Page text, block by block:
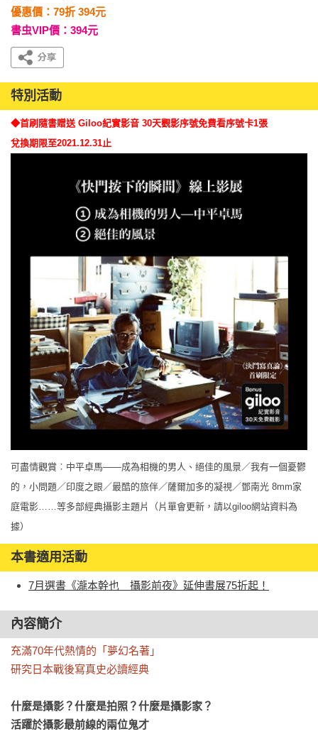
優惠價：79折 394元
書虫VIP價：394元
特別活動
◆首刷隨書贈送 Giloo紀實影音 30天觀影序號免費看序號卡1張
兌換期限至2021.12.31止
可盡情觀賞︰中平卓馬——成為相機的男人、絕佳的風景／我有一個憂鬱
的，小問題／印度之眼／最酷的旅伴／薩爾加多的凝視／鄧南光 8mm家
庭電影……等多部經典攝影主題片（片單會更新，請以giloo網站資料為
據）
本書適用活動
7月選書《瀧本幹也 攝影前夜》延伸書展75折起！
內容簡介
充滿70年代熱情的「夢幻名著」
研究日本戰後寫真史必讀經典
什麼是攝影？什麼是拍照？什麼是攝影家？
活躍於攝影最前線的兩位鬼才